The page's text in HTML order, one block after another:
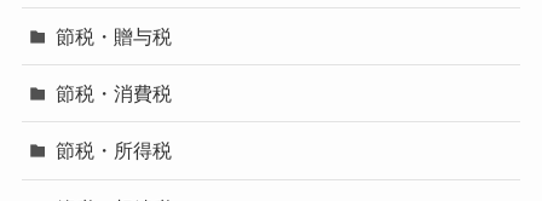
節税・贈与税
節税・消費税
節税・所得税